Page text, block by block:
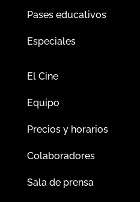
Pases educativos
Especiales
El Cine
Equipo
Precios y horarios
Colaboradores
Sala de prensa